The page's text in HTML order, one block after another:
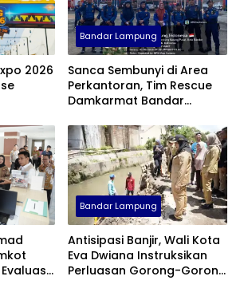
2026
Bandar Lampung
Sanca Sembunyi di Area
Perkantoran, Tim Rescue
Damkarmat Bandar
Bandar Lampung
Antisipasi Banjir, Wali Kota
Eva Dwiana Instruksikan
Perluasan Gorong-Gorong